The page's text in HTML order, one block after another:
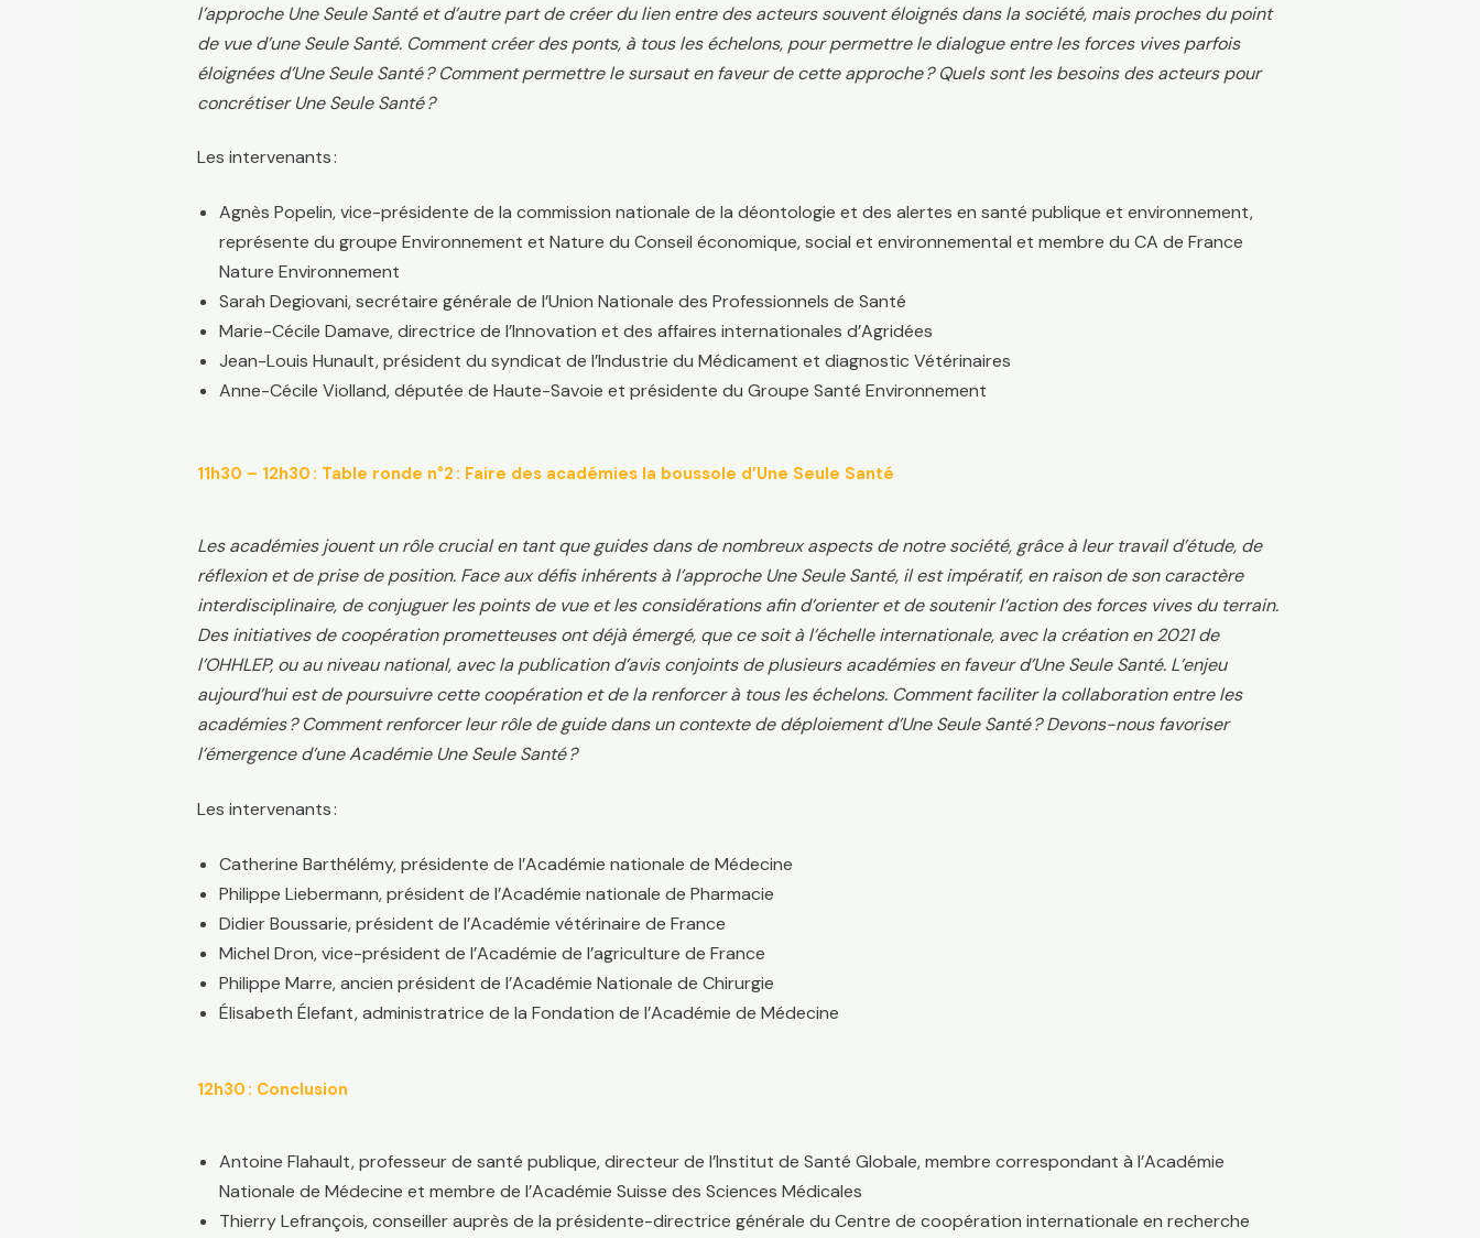
l’approche Une Seule Santé et d’autre part de créer du lien entre des acteurs souvent éloignés dans la société, mais proches du point
de vue d’une Seule Santé. Comment créer des ponts, à tous les échelons, pour permettre le dialogue entre les forces vives parfois
éloignées d’Une Seule Santé ? Comment permettre le sursaut en faveur de cette approche ? Quels sont les besoins des acteurs pour
concrétiser Une Seule Santé ?
Les intervenants :
Agnès Popelin, vice-présidente de la commission nationale de la déontologie et des alertes en santé publique et environnement,
représente du groupe Environnement et Nature du Conseil économique, social et environnemental et membre du CA de France
Nature Environnement
Sarah Degiovani, secrétaire générale de l’Union Nationale des Professionnels de Santé
Marie-Cécile Damave, directrice de l’Innovation et des affaires internationales d’Agridées
Jean-Louis Hunault, président du syndicat de l’Industrie du Médicament et diagnostic Vétérinaires
Anne-Cécile Violland, députée de Haute-Savoie et présidente du Groupe Santé Environnement
11h30 – 12h30 : Table ronde n°2 : Faire des académies la boussole d’Une Seule Santé
Les académies jouent un rôle crucial en tant que guides dans de nombreux aspects de notre société, grâce à leur travail d’étude, de
réflexion et de prise de position. Face aux défis inhérents à l’approche Une Seule Santé, il est impératif, en raison de son caractère
interdisciplinaire, de conjuguer les points de vue et les considérations afin d’orienter et de soutenir l’action des forces vives du terrain.
Des initiatives de coopération prometteuses ont déjà émergé, que ce soit à l’échelle internationale, avec la création en 2021 de
l’OHHLEP, ou au niveau national, avec la publication d’avis conjoints de plusieurs académies en faveur d’Une Seule Santé. L’enjeu
aujourd’hui est de poursuivre cette coopération et de la renforcer à tous les échelons. Comment faciliter la collaboration entre les
académies ? Comment renforcer leur rôle de guide dans un contexte de déploiement d’Une Seule Santé ? Devons-nous favoriser
l’émergence d’une Académie Une Seule Santé ?
Les intervenants :
Catherine Barthélémy, présidente de l’Académie nationale de Médecine
Philippe Liebermann, président de l’Académie nationale de Pharmacie
Didier Boussarie, président de l’Académie vétérinaire de France
Michel Dron, vice-président de l’Académie de l’agriculture de France
Philippe Marre, ancien président de l’Académie Nationale de Chirurgie
Élisabeth Élefant, administratrice de la Fondation de l’Académie de Médecine
12h30 : Conclusion
Antoine Flahault, professeur de santé publique, directeur de l’Institut de Santé Globale, membre correspondant à l’Académie
Nationale de Médecine et membre de l’Académie Suisse des Sciences Médicales
Thierry Lefrançois, conseiller auprès de la présidente-directrice générale du Centre de coopération internationale en recherche